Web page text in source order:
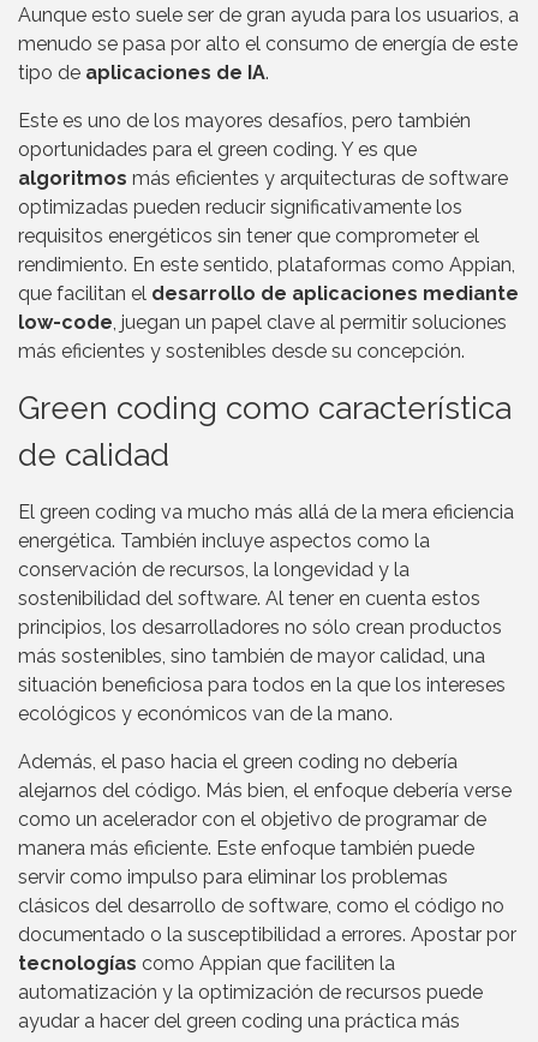
Aunque esto suele ser de gran ayuda para los usuarios, a
menudo se pasa por alto el consumo de energía de este
tipo de aplicaciones de IA.
Este es uno de los mayores desafíos, pero también
oportunidades para el green coding. Y es que
algoritmos más eficientes y arquitecturas de software
optimizadas pueden reducir significativamente los
requisitos energéticos sin tener que comprometer el
rendimiento. En este sentido, plataformas como Appian,
que facilitan el desarrollo de aplicaciones mediante
low-code, juegan un papel clave al permitir soluciones
más eficientes y sostenibles desde su concepción.
Green coding como característica
de calidad
El green coding va mucho más allá de la mera eficiencia
energética. También incluye aspectos como la
conservación de recursos, la longevidad y la
sostenibilidad del software. Al tener en cuenta estos
principios, los desarrolladores no sólo crean productos
más sostenibles, sino también de mayor calidad, una
situación beneficiosa para todos en la que los intereses
ecológicos y económicos van de la mano.
Además, el paso hacia el green coding no debería
alejarnos del código. Más bien, el enfoque debería verse
como un acelerador con el objetivo de programar de
manera más eficiente. Este enfoque también puede
servir como impulso para eliminar los problemas
clásicos del desarrollo de software, como el código no
documentado o la susceptibilidad a errores. Apostar por
tecnologías como Appian que faciliten la
automatización y la optimización de recursos puede
ayudar a hacer del green coding una práctica más